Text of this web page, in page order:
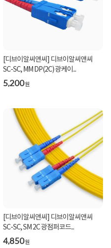
[디브이알씨앤씨] 디브이알씨앤씨
SC-SC, MM DP(2C) 광케이...
5,200원
[디브이알씨앤씨] 디브이알씨앤씨
SC-SC, SM 2C 광점퍼코드...
4,850원